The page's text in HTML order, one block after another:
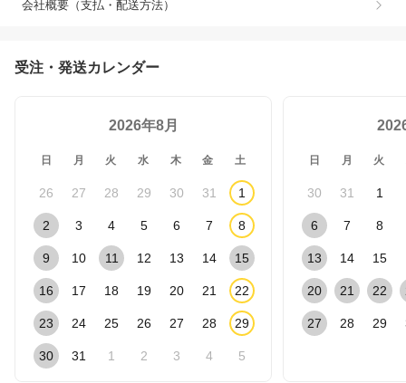
会社概要（支払・配送方法）
受注・発送カレンダー
2026年8月
日 月 火 水 木 金 土
26 27 28 29 30 31 1
2 3 4 5 6 7 8
9 10 11 12 13 14 15
16 17 18 19 20 21 22
23 24 25 26 27 28 29
30 31 1 2 3 4 5
日 月 火
30 31 1
6 7 8
13 14 15
20 21 22
27 28 29